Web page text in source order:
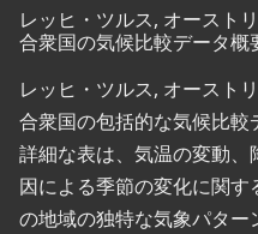
レッヒ・ツルス, オースト
合衆国の気候比較データ概
レッヒ・ツルス, オースト
合衆国の包括的な気候比
詳細な表は、気温の変動
因による季節の変化に関
の地域の独特な気象パター